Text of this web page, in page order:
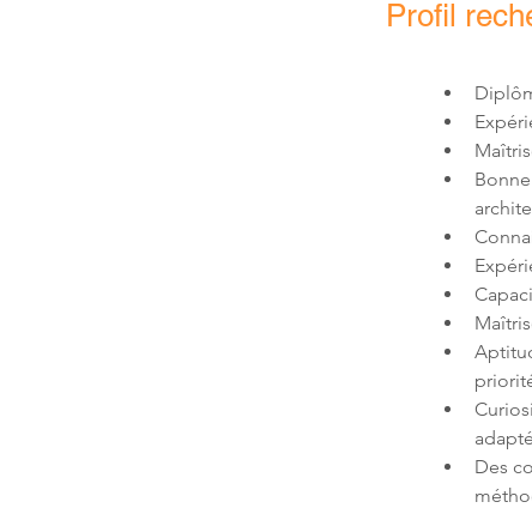
Profil
Des